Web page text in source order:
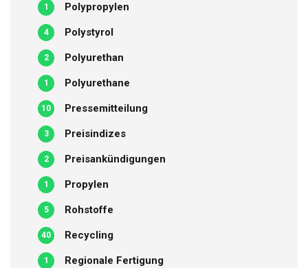
Polypropylen
1
Polystyrol
4
Polyurethan
2
Polyurethane
1
Pressemitteilung
10
Preisindizes
3
Preisankündigungen
2
Propylen
1
Rohstoffe
5
Recycling
40
Regionale Fertigung
1